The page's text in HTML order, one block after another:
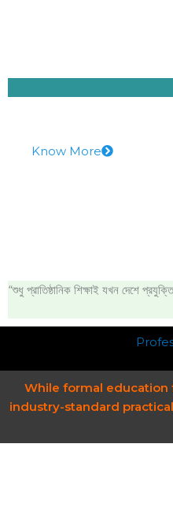
Know More
“শুধু প্রাতিষ্ঠানিক শিক্ষাই যখন দেশে
While formal education
industry-standard